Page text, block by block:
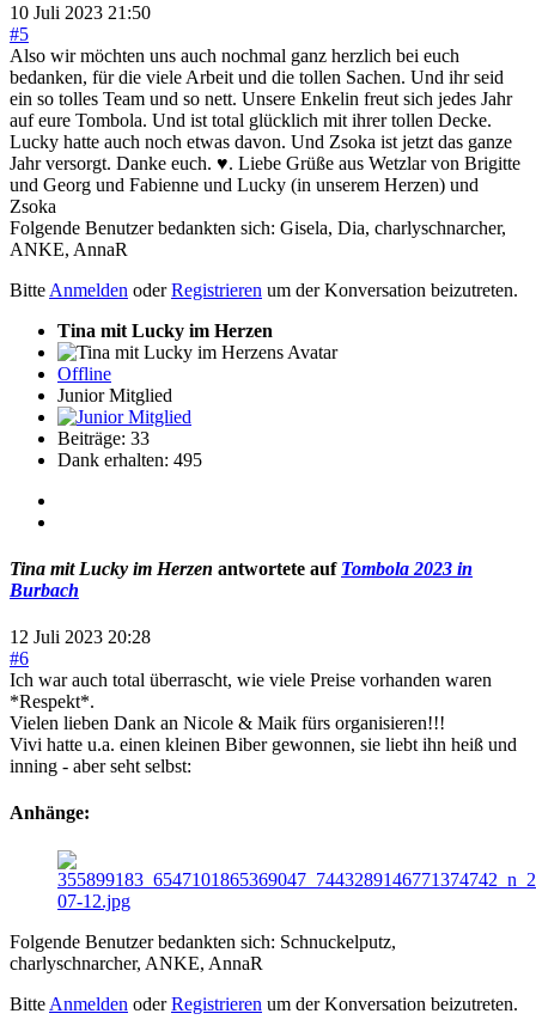
10 Juli 2023 21:50
#5
Also wir möchten uns auch nochmal ganz herzlich bei euch
bedanken, für die viele Arbeit und die tollen Sachen. Und ihr seid
ein so tolles Team und so nett. Unsere Enkelin freut sich jedes Jahr
auf eure Tombola. Und ist total glücklich mit ihrer tollen Decke.
Lucky hatte auch noch etwas davon. Und Zsoka ist jetzt das ganze
Jahr versorgt. Danke euch. ♥. Liebe Grüße aus Wetzlar von Brigitte
und Georg und Fabienne und Lucky (in unserem Herzen) und
Zsoka
Folgende Benutzer bedankten sich: Gisela, Dia, charlyschnarcher,
ANKE, AnnaR
Bitte Anmelden oderRegistrieren um der Konversation beizutreten.
Tina mit Lucky im Herzen
Offline
Junior Mitglied
Beiträge: 33
Dank erhalten: 495
Tina mit Lucky im Herzen antwortete auf Tombola 2023 in
Burbach
12 Juli 2023 20:28
#6
Ich war auch total überrascht, wie viele Preise vorhanden waren
*Respekt*.
Vielen lieben Dank an Nicole & Maik fürs organisieren!!!
Vivi hatte u.a. einen kleinen Biber gewonnen, sie liebt ihn heiß und
inning - aber seht selbst:
Anhänge:
Folgende Benutzer bedankten sich: Schnuckelputz,
charlyschnarcher, ANKE, AnnaR
Bitte Anmelden oderRegistrieren um der Konversation beizutreten.